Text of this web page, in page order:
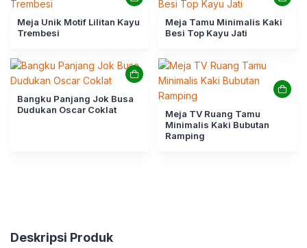
Meja Unik Motif Lilitan Kayu
Trembesi
Meja Tamu Minimalis Kaki
Besi Top Kayu Jati
Bangku Panjang Jok Busa
Dudukan Oscar Coklat
Meja TV Ruang Tamu
Minimalis Kaki Bubutan
Ramping
Deskripsi Produk